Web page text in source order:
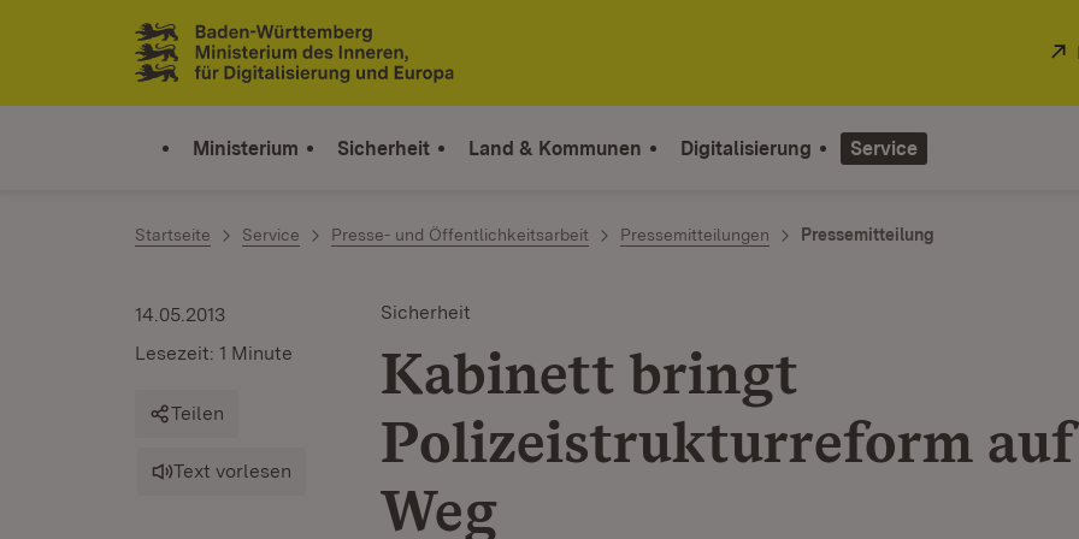
Zum Inhalt springen
Link zur Startseite
Ministerium Sicherheit Land & Kommunen Digitalisierung Service
Startseite Service Presse- und Öffentlichkeitsarbeit Pressemitteilungen Pressemitteilung
Sicherheit
Kabinett bringt
Polizeistrukturreform auf
Weg
14.05.2013
Lesezeit: 1 Minute
Teilen
Text vorlesen